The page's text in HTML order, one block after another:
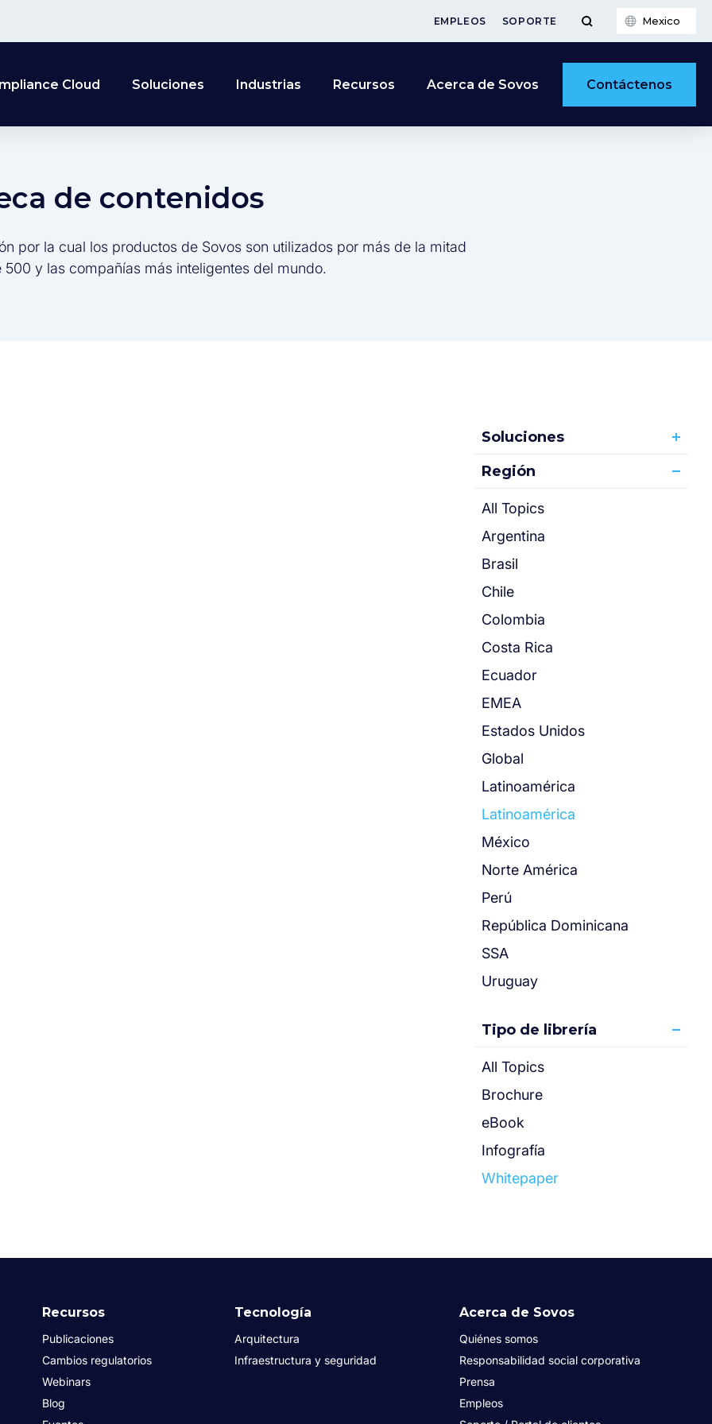
EMPLEOS SOPORTE Mexico
Cloud Soluciones Industrias Recursos Acerca de Sovos Contáctenos
de contenidos
por la cual los productos de Sovos son utilizados por más de la mitad
500 y las compañías más inteligentes del mundo.
Soluciones
Región
All Topics
Argentina
Brasil
Chile
Colombia
Costa Rica
Ecuador
EMEA
Estados Unidos
Global
Latinoamérica
Latinoamérica
México
Norte América
Perú
República Dominicana
SSA
Uruguay
Tipo de librería
All Topics
Brochure
eBook
Infografía
Whitepaper
Recursos
Publicaciones
Cambios regulatorios
Webinars
Blog
Tecnología
Arquitectura
Infraestructura y seguridad
Acerca de Sovos
Quiénes somos
Responsabilidad social corporativa
Prensa
Empleos